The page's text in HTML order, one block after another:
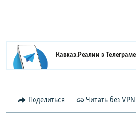
Кавказ.Реалии вТелеграме
Поделиться Читать без VPN